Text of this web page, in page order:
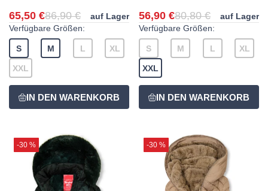
65,50 €86,90 €
auf Lager
Verfügbare Größen:
S M L XL
XXL
56,90 €80,80 €
auf Lager
Verfügbare Größen:
S M L XL
XXL
-30 % -30 %